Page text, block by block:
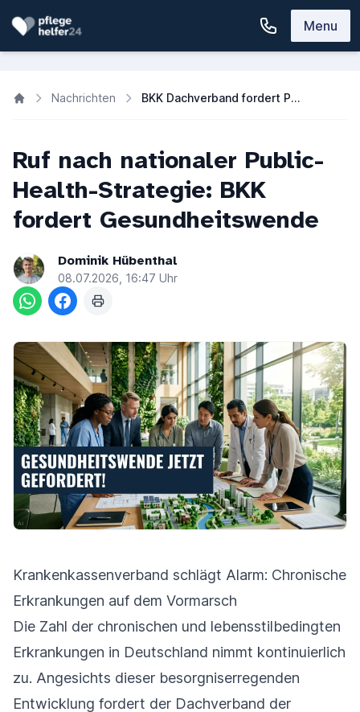
Menu
Nachrichten BKK Dachverband fordert Public-Health-Strategie & Gesundheitsziele
Ruf nach nationaler Public-
Health-Strategie: BKK
fordert Gesundheitswende
Dominik Hübenthal
08.07.2026, 16:47 Uhr
Krankenkassenverband schlägt Alarm: Chronische
Erkrankungen auf dem Vormarsch
Die Zahl der chronischen und lebensstilbedingten
Erkrankungen in Deutschland nimmt kontinuierlich
zu. Angesichts dieser besorgniserregenden
Entwicklung fordert der Dachverband der